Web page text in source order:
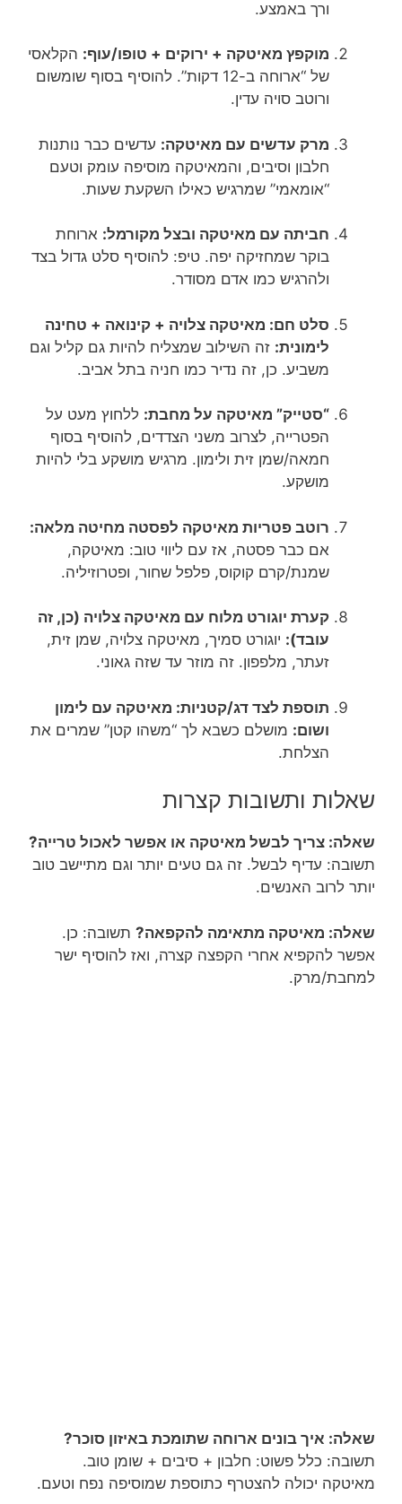
ורך באמצע.
מוקפץ מאיטקה + ירוקים + טופו/עוף: הקלאסי
של “ארוחה ב-12 דקות”. להוסיף בסוף שומשום
ורוטב סויה עדין.
מרק עדשים עם מאיטקה: עדשים כבר נותנות
חלבון וסיבים, והמאיטקה מוסיפה עומק וטעם
“אומאמי” שמרגיש כאילו השקעת שעות.
חביתה עם מאיטקה ובצל מקורמל: ארוחת
בוקר שמחזיקה יפה. טיפ: להוסיף סלט גדול בצד
ולהרגיש כמו אדם מסודר.
סלט חם: מאיטקה צלויה + קינואה + טחינה
לימונית: זה השילוב שמצליח להיות גם קליל וגם
משביע. כן, זה נדיר כמו חניה בתל אביב.
“סטייק” מאיטקה על מחבת: ללחוץ מעט על
הפטרייה, לצרוב משני הצדדים, להוסיף בסוף
חמאה/שמן זית ולימון. מרגיש מושקע בלי להיות
מושקע.
רוטב פטריות מאיטקה לפסטה מחיטה מלאה:
אם כבר פסטה, אז עם ליווי טוב: מאיטקה,
שמנת/קרם קוקוס, פלפל שחור, ופטרוזיליה.
קערת יוגורט מלוח עם מאיטקה צלויה (כן, זה
עובד): יוגורט סמיך, מאיטקה צלויה, שמן זית,
זעתר, מלפפון. זה מוזר עד שזה גאוני.
תוספת לצד דג/קטניות: מאיטקה עם לימון
ושום: מושלם כשבא לך “משהו קטן” שמרים את
הצלחת.
שאלות ותשובות קצרות
שאלה: צריך לבשל מאיטקה או אפשר לאכול טרייה?
תשובה: עדיף לבשל. זה גם טעים יותר וגם מתיישב טוב
יותר לרוב האנשים.
שאלה: מאיטקה מתאימה להקפאה? תשובה: כן.
אפשר להקפיא אחרי הקפצה קצרה, ואז להוסיף ישר
למחבת/מרק.
שאלה: איך בונים ארוחה שתומכת באיזון סוכר?
תשובה: כלל פשוט: חלבון + סיבים + שומן טוב.
מאיטקה יכולה להצטרף כתוספת שמוסיפה נפח וטעם.